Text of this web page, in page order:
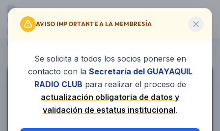
HC2GRC · FUNDADO EN 1923
AVISO IMPORTANTE A LA MEMBRESÍA
Se solicita a todos los socios ponerse en
contacto con la Secretaría del GUAYAQUIL
RADIO CLUB para realizar el proceso de
actualización obligatoria de datos y
validación de estatus institucional.
LA CASA DE LA RADIOAFICIÓN ECUATORIANA
GuayaquilRadio Club